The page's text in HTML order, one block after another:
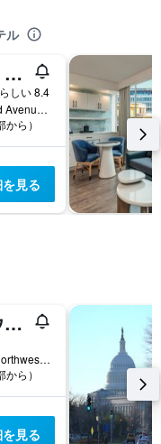
ル
キャノピー バイ ヒルトン ワシントン エンバシー ロウ
しい 8.4
1600 Rhode Island Avenue Northwest, ワシントン, DC, アメリカ合衆国
ら）
見る
デュオ ハウジング
1223 11th Street Northwest, ワシントン, DC, アメリカ合衆国
ら）
見る